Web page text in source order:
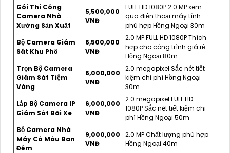
Gói Thi Công
Camera Nhà
Xưởng Sản Xuất
5,500,000
VNĐ
FULL HD 1080P 2.0 MP xem
qua điện thoại máy tính
phù hợp Hồng Ngoại 30m
Bộ Camera Giám
Sát Khu Phố
6,500,000
VNĐ
2.0 MP FULL HD 1080P Thích
hợp cho công trình giá rẻ
Hồng Ngoại 80m
Trọn Bộ Camera
Giám Sát Tiệm
Vàng
6,000,000
VNĐ
2.0 megapixel Sắc nét tiết
kiệm chi phí Hồng Ngoại
30m
Lắp Bộ Camera IP
Giám Sát Bãi Xe
6,000,000
VNĐ
2.0 megapixel FULL HD
1080P Sắc nét tiết kiệm chi
phí Hồng Ngoại 50m
Bộ Camera Nhà
Máy Có Màu Ban
Đêm
9,000,000
VNĐ
2.0 MP Chất lượng phù hợp
Hồng Ngoại 40m